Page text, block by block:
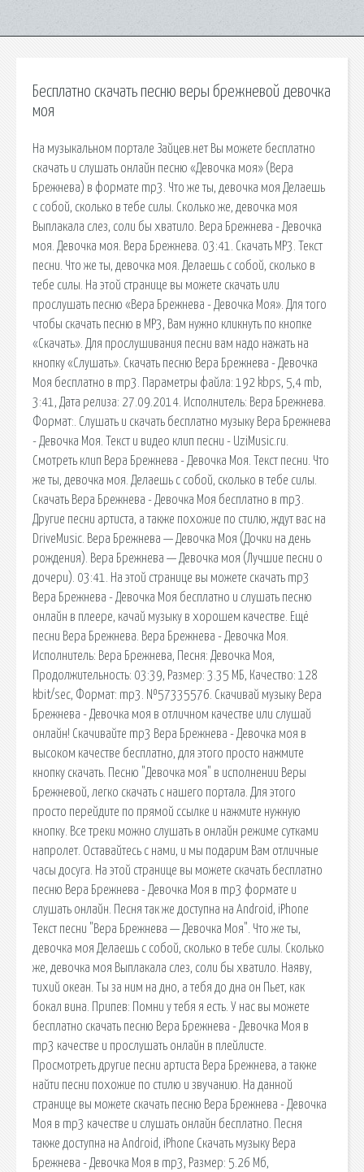
Бесплатно скачать песню веры брежневой девочка
моя
На музыкальном портале Зайцев.нет Вы можете бесплатно
скачать и слушать онлайн песню «Девочка моя» (Вера
Брежнева) в формате mp3. Что же ты, девочка моя Делаешь
с собой, сколько в тебе силы. Сколько же, девочка моя
Выплакала слез, соли бы хватило. Вера Брежнева - Девочка
моя. Девочка моя. Вера Брежнева. 03:41. Скачать MP3. Текст
песни. Что же ты, девочка моя. Делаешь с собой, сколько в
тебе силы. На этой странице вы можете скачать или
прослушать песню «Вера Брежнева - Девочка Моя». Для того
чтобы скачать песню в MP3, Вам нужно кликнуть по кнопке
«Скачать». Для прослушивания песни вам надо нажать на
кнопку «Слушать». Скачать песню Вера Брежнева - Девочка
Моя бесплатно в mp3. Параметры файла: 192 kbps, 5,4 mb,
3:41, Дата релиза: 27.09.2014. Исполнитель: Вера Брежнева.
Формат:. Слушать и скачать бесплатно музыку Вера Брежнева
- Девочка Моя. Текст и видео клип песни - UziMusic.ru.
Смотреть клип Вера Брежнева - Девочка Моя. Текст песни. Что
же ты, девочка моя. Делаешь с собой, сколько в тебе силы.
Скачать Вера Брежнева - Девочка Моя бесплатно в mp3.
Другие песни артиста, а также похожие по стилю, ждут вас на
DriveMusic. Вера Брежнева — Девочка Моя (Дочки на день
рождения). Вера Брежнева — Девочка моя (Лучшие песни о
дочери). 03:41. На этой странице вы можете скачать mp3
Вера Брежнева - Девочка Моя бесплатно и слушать песню
онлайн в плеере, качай музыку в хорошем качестве. Ещё
песни Вера Брежнева. Вера Брежнева - Девочка Моя.
Исполнитель: Вера Брежнева, Песня: Девочка Моя,
Продолжительность: 03:39, Размер: 3.35 МБ, Качество: 128
kbit/sec, Формат: mp3. №57335576. Скачивай музыку Вера
Брежнева - Девочка моя в отличном качестве или слушай
онлайн! Скачивайте mp3 Вера Брежнева - Девочка моя в
высоком качестве бесплатно, для этого просто нажмите
кнопку скачать. Песню "Девочка моя" в исполнении Веры
Брежневой, легко скачать с нашего портала. Для этого
просто перейдите по прямой ссылке и нажмите нужную
кнопку. Все треки можно слушать в онлайн режиме сутками
напролет. Оставайтесь с нами, и мы подарим Вам отличные
часы досуга. На этой странице вы можете скачать бесплатно
песню Вера Брежнева - Девочка Моя в mp3 формате и
слушать онлайн. Песня так же доступна на Android, iPhone
Текст песни "Вера Брежнева — Девочка Моя". Что же ты,
девочка моя Делаешь с собой, сколько в тебе силы. Сколько
же, девочка моя Выплакала слез, соли бы хватило. Наяву,
тихий океан. Ты за ним на дно, а тебя до дна он Пьет, как
бокал вина. Припев: Помни у тебя я есть. У нас вы можете
бесплатно скачать песню Вера Брежнева - Девочка Моя в
mp3 качестве и прослушать онлайн в плейлисте.
Просмотреть другие песни артиста Вера Брежнева, а также
найти песни похожие по стилю и звучанию. На данной
странице вы можете скачать песню Вера Брежнева - Девочка
Моя в mp3 качестве и слушать онлайн бесплатно. Песня
также доступна на Android, iPhone Скачать музыку Вера
Брежнева - Девочка Моя в mp3, Размер: 5.26 Мб,